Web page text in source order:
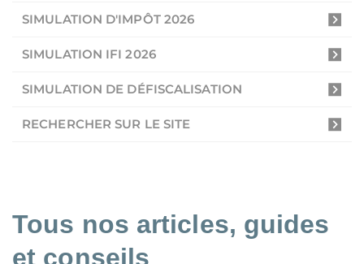
SIMULATION D'IMPÔT 2026
SIMULATION IFI 2026
SIMULATION DE DÉFISCALISATION
RECHERCHER SUR LE SITE
Tous nos articles, guides
et conseils